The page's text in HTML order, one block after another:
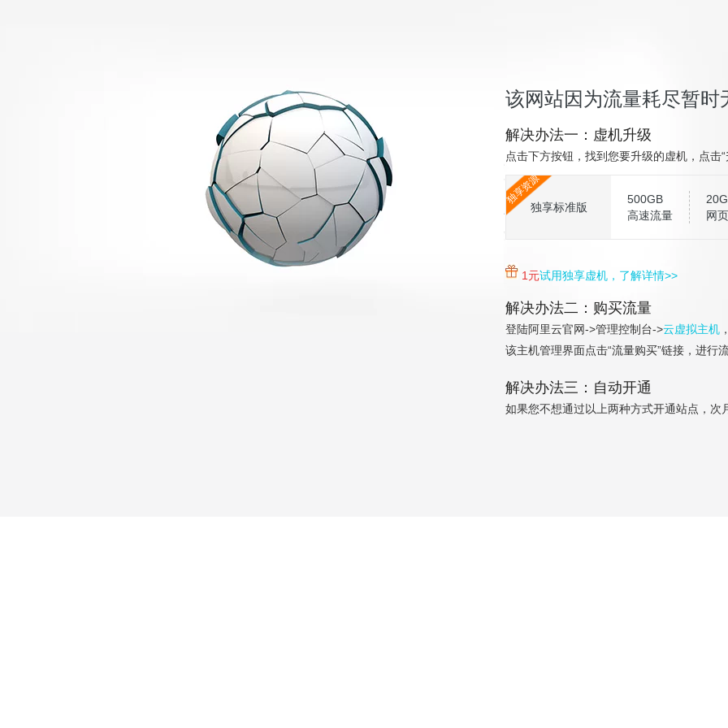
该网站因为流量耗尽暂时
解决办法一：虚机升级
点击下方按钮，找到您要升级的虚机，点击
独享资源
独享标准版
500GB
高速流量
网
1元试用独享虚机，了解详情>>
解决办法二：购买流量
登陆阿里云官网->管理控制台->云虚拟主机
该主机管理界面点击“流量购买”链接，进行
解决办法三：自动开通
如果您不想通过以上两种方式开通站点，次